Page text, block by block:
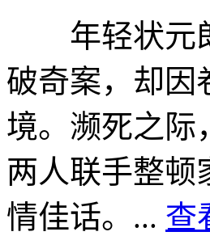
年轻状元郎
破奇案，却因
境。濒死之际
两人联手整顿
情佳话。... 查